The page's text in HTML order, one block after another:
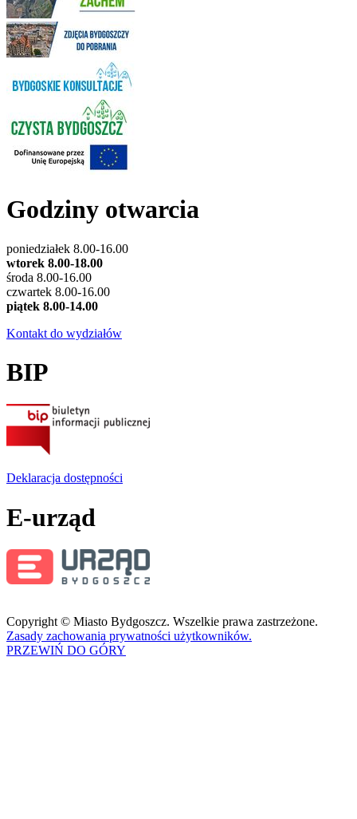
Godziny otwarcia
poniedziałek 8.00-16.00
wtorek 8.00-18.00
środa 8.00-16.00
czwartek 8.00-16.00
piątek 8.00-14.00
Kontakt do wydziałów
BIP
Deklaracja dostępności
E-urząd
Copyright © Miasto Bydgoszcz. Wszelkie prawa zastrzeżone.
Zasady zachowania prywatności użytkowników.
PRZEWIŃ DO GÓRY